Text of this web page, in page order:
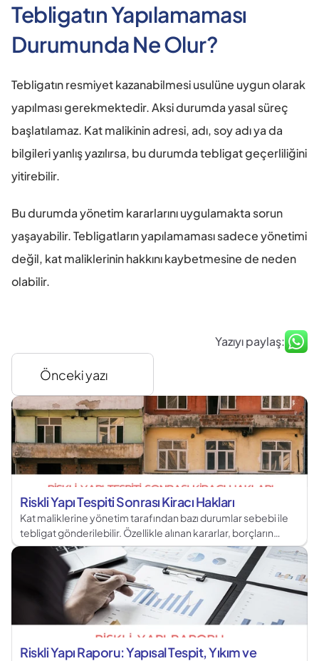
Tebligatın Yapılamaması
Durumunda Ne Olur?
Tebligatın resmiyet kazanabilmesi usulüne uygun olarak
yapılması gerekmektedir. Aksi durumda yasal süreç
başlatılamaz. Kat malikinin adresi, adı, soy adı ya da
bilgileri yanlış yazılırsa, bu durumda tebligat geçerliliğini
yitirebilir.
Bu durumda yönetim kararlarını uygulamakta sorun
yaşayabilir. Tebligatların yapılamaması sadece yönetimi
değil, kat maliklerinin hakkını kaybetmesine de neden
olabilir.
Yazıyı paylaş:
Önceki yazı
Riskli Yapı Tespiti Sonrası Kiracı Hakları
Kat maliklerine yönetim tarafından bazı durumlar sebebi ile
tebligat gönderilebilir. Özellikle alınan kararlar, borçların
bildirimi ya da toplantılara çağırmak için tebligat kullanılabilir.
Riskli Yapı Raporu: Yapısal Tespit, Yıkım ve